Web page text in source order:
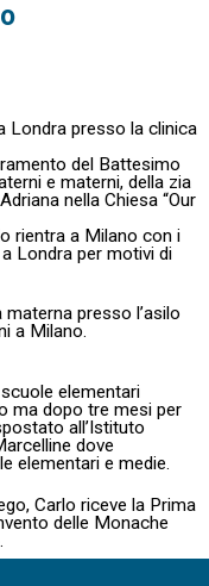
Londra presso la clinica
del Battesimo
e materni, della zia
nella Chiesa “Our
rientra a Milano con i
Londra per motivi di
presso l’asilo
a Milano.
elementari
ma dopo tre mesi per
all’Istituto
dove
elementari e medie.
Carlo riceve la Prima
delle Monache